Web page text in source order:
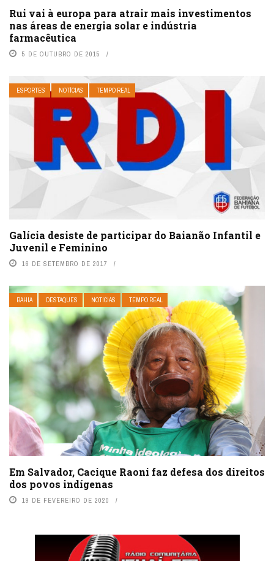
Rui vai à europa para atrair mais investimentos
nas áreas de energia solar e indústria
farmacêutica
5 DE OUTUBRO DE 2015
ESPORTES NOTÍCIAS TEMPO REAL
Galícia desiste de participar do Baianão Infantil e
Juvenil e Feminino
16 DE SETEMBRO DE 2017
BAHIA DESTAQUES NOTÍCIAS TEMPO REAL
Em Salvador, Cacique Raoni faz defesa dos direitos
dos povos indígenas
19 DE FEVEREIRO DE 2020